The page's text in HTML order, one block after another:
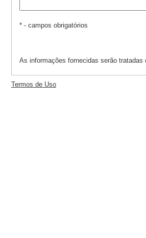
* - campos obrigatórios
As informações fornecidas serão
Termos de Uso